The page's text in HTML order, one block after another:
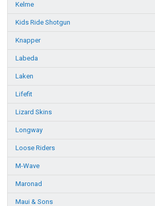
Kelme
Kids Ride Shotgun
Knapper
Labeda
Laken
Lifefit
Lizard Skins
Longway
Loose Riders
M-Wave
Maronad
Maui & Sons